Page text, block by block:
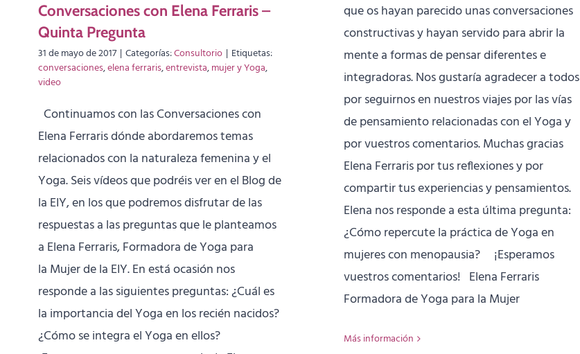
que os hayan parecido unas conversaciones
constructivas y hayan servido para abrir la
mente a formas de pensar diferentes e
integradoras. Nos gustaría agradecer a todos
por seguirnos en nuestros viajes por las vías
de pensamiento relacionadas con el Yoga y
por vuestros comentarios. Muchas gracias
Elena Ferraris por tus reflexiones y por
compartir tus experiencias y pensamientos.
Elena nos responde a esta última pregunta:
¿Cómo repercute la práctica de Yoga en
mujeres con menopausia? ¡Esperamos
vuestros comentarios! Elena Ferraris
Formadora de Yoga para la Mujer
Más información
Conversaciones con Elena Ferraris –
Quinta Pregunta
31 de mayo de 2017 | Categorías:Consultorio | Etiquetas:
conversaciones,elena ferraris,entrevista,mujer y Yoga,
video
Continuamos con las Conversaciones con
Elena Ferraris dónde abordaremos temas
relacionados con la naturaleza femenina y el
Yoga. Seis vídeos que podréis ver en el Blog de
la EIY, en los que podremos disfrutar de las
respuestas a las preguntas que le planteamos
a Elena Ferraris, Formadora de Yoga para
la Mujer de la EIY. En está ocasión nos
responde a las siguientes preguntas: ¿Cuál es
la importancia del Yoga en los recién nacidos?
¿Cómo se integra el Yoga en ellos?